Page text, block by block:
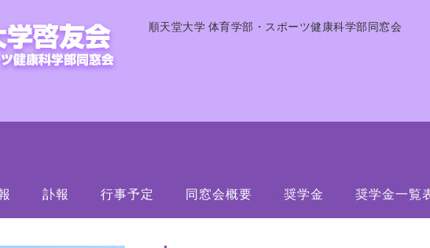
順天堂大学 体育学部・スポーツ健康科学部同窓会
訃報 行事予定 同窓会概要 奨学金 奨学金一覧